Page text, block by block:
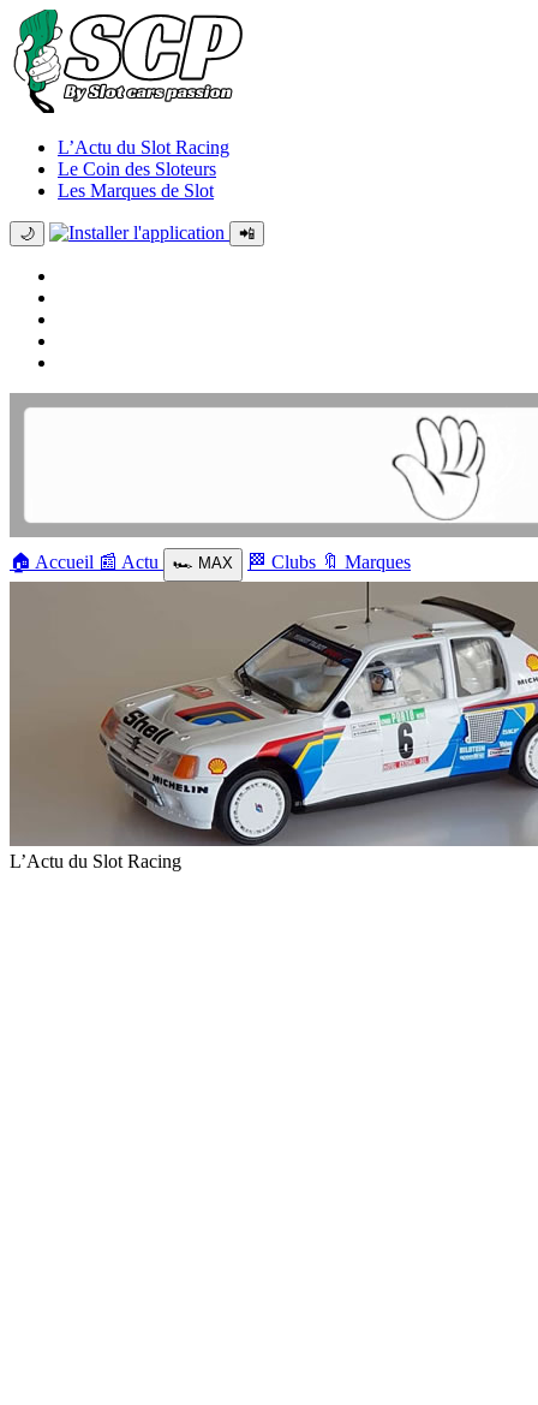
L’Actu du Slot Racing
Le Coin des Sloteurs
Les Marques de Slot
🌙 📲
🏠 Accueil 📰 Actu 🏎️ MAX 🏁 Clubs 🔖 Marques
L’Actu du Slot Racing